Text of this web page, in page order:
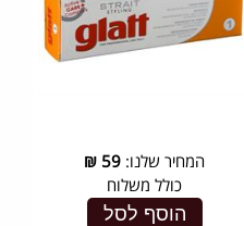
המחיר שלנו: 59
₪
כולל משלוח
הוסף לסל